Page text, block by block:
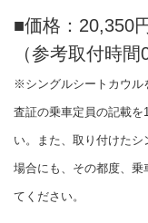
■価格：20,350
（参考取付時
※シングルシートカウル
査証の乗車定員の記載を
い。また、取り付けた
場合にも、その都度、
てください。